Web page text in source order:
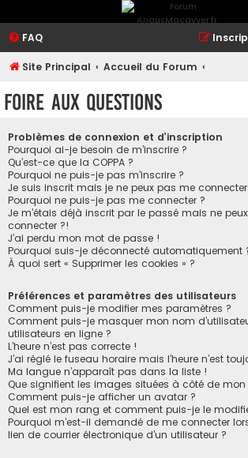
FAQ
Site Principal Accueil du Forum
Foire aux questions
Problèmes de connexion et d’inscription
Pourquoi ai-je besoin de m’inscrire ?
Qu’est-ce que la COPPA ?
Pourquoi ne puis-je pas m’inscrire ?
Je suis inscrit mais je ne peux pas me
Pourquoi ne puis-je pas me connecter ?
Je m’étais déjà inscrit par le passé mais ne
connecter ?!
J’ai perdu mon mot de passe !
Pourquoi suis-je déconnecté automatiquement
À quoi sert « Supprimer les cookies » ?
Préférences et paramètres des utilisateurs
Comment puis-je modifier mes paramètres ?
Comment puis-je masquer mon nom
utilisateurs en ligne ?
L’heure n’est pas correcte !
J’ai réglé le fuseau horaire mais l’heure n’est
Ma langue n’apparaît pas dans la liste !
Que signifient les images situées à côté de mon
Comment puis-je afficher un avatar ?
Quel est mon rang et comment puis-je le
Pourquoi m’est-il demandé de me connecter
lien de courrier électronique d’un utilisateur ?